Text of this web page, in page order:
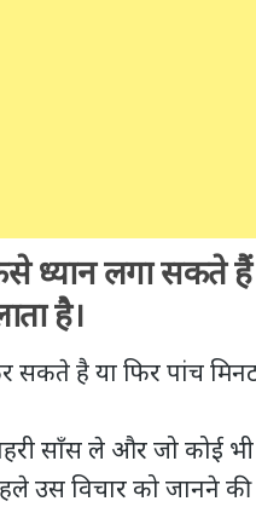
ध्यान लगा सकते
है।
है या फिर पांच
साँस ले और जो कोई भी
उस विचार को जानने